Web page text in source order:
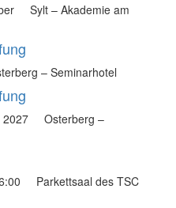
Sylt – Akademie am
– Seminarhotel
2027
Osterberg –
Parkettsaal des TSC